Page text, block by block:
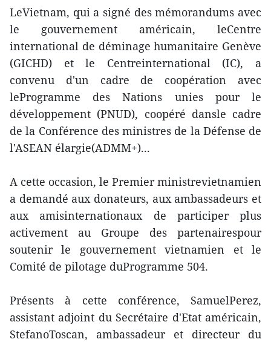
LeVietnam, qui a signé des mémorandums avec
le gouvernement américain, leCentre
international de déminage humanitaire Genève
(GICHD) et le Centreinternational (IC), a
convenu d'un cadre de coopération avec
leProgramme des Nations unies pour le
développement (PNUD), coopéré dansle cadre
de la Conférence des ministres de la Défense de
l'ASEAN élargie(ADMM+)...
A cette occasion, le Premier ministrevietnamien
a demandé aux donateurs, aux ambassadeurs et
aux amisinternationaux de participer plus
activement au Groupe des partenairespour
soutenir le gouvernement vietnamien et le
Comité de pilotage duProgramme 504.
Présents à cette conférence, SamuelPerez,
assistant adjoint du Secrétaire d'Etat américain,
StefanoToscan, ambassadeur et directeur du